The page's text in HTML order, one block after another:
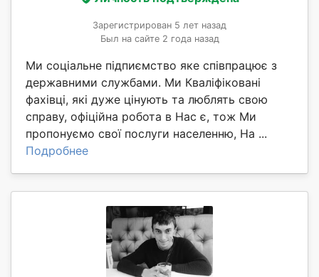
Зарегистрирован 5 лет назад
Был на сайте 2 года назад
Ми соціальне підпиємство яке співпрацює з
державними службами. Ми Кваліфіковані
фахівці, які дуже цінують та люблять свою
справу, офіційна робота в Нас є, тож Ми
пропонуємо свої послуги населенню, На ...
Подробнее